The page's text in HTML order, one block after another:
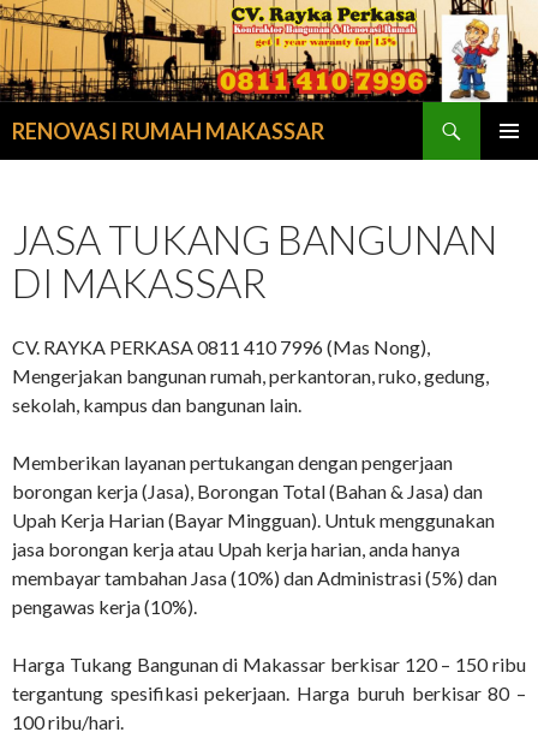
RENOVASI RUMAH MAKASSAR
JASA TUKANG BANGUNAN
DI MAKASSAR
CV. RAYKA PERKASA 0811 410 7996 (Mas Nong),
Mengerjakan bangunan rumah, perkantoran, ruko, gedung,
sekolah, kampus dan bangunan lain.
Memberikan layanan pertukangan dengan pengerjaan
borongan kerja (Jasa), Borongan Total (Bahan & Jasa) dan
Upah Kerja Harian (Bayar Mingguan). Untuk menggunakan
jasa borongan kerja atau Upah kerja harian, anda hanya
membayar tambahan Jasa (10%) dan Administrasi (5%) dan
pengawas kerja (10%).
Harga Tukang Bangunan di Makassar berkisar 120 – 150 ribu
tergantung spesifikasi pekerjaan. Harga buruh berkisar 80 –
100 ribu/hari.